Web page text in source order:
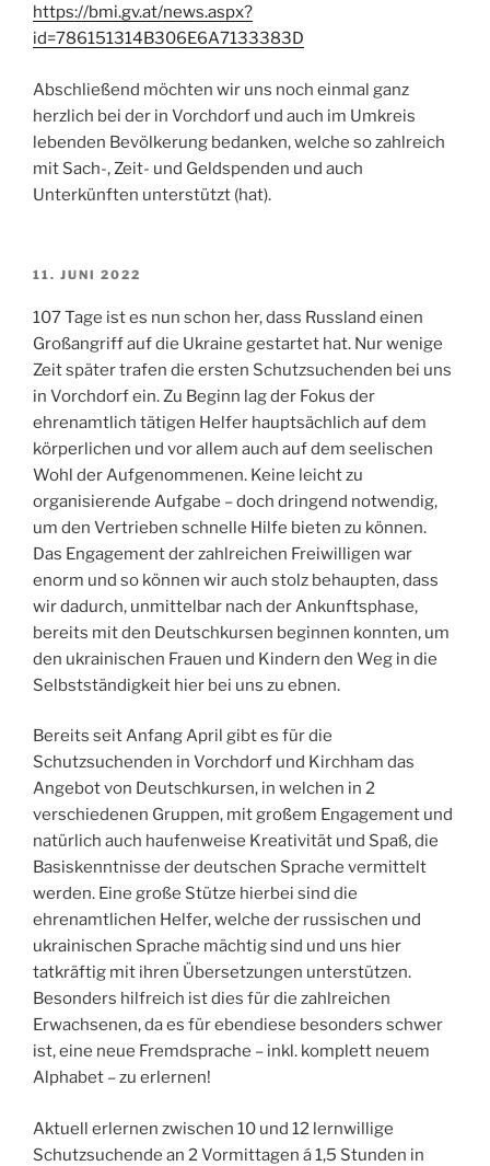
https://bmi.gv.at/news.aspx?
id=786151314B306E6A7133383D
Abschließend möchten wir uns noch einmal ganz
herzlich bei der in Vorchdorf und auch im Umkreis
lebenden Bevölkerung bedanken, welche so zahlreich
mit Sach-, Zeit- und Geldspenden und auch
Unterkünften unterstützt (hat).
VERÖFFENTLICHT
11. JUNI 2022
107 Tage ist es nun schon her, dass Russland einen
Großangriff auf die Ukraine gestartet hat. Nur wenige
Zeit später trafen die ersten Schutzsuchenden bei uns
in Vorchdorf ein. Zu Beginn lag der Fokus der
ehrenamtlich tätigen Helfer hauptsächlich auf dem
körperlichen und vor allem auch auf dem seelischen
Wohl der Aufgenommenen. Keine leicht zu
organisierende Aufgabe – doch dringend notwendig,
um den Vertrieben schnelle Hilfe bieten zu können.
Das Engagement der zahlreichen Freiwilligen war
enorm und so können wir auch stolz behaupten, dass
wir dadurch, unmittelbar nach der Ankunftsphase,
bereits mit den Deutschkursen beginnen konnten, um
den ukrainischen Frauen und Kindern den Weg in die
Selbstständigkeit hier bei uns zu ebnen.
Bereits seit Anfang April gibt es für die
Schutzsuchenden in Vorchdorf und Kirchham das
Angebot von Deutschkursen, in welchen in 2
verschiedenen Gruppen, mit großem Engagement und
natürlich auch haufenweise Kreativität und Spaß, die
Basiskenntnisse der deutschen Sprache vermittelt
werden. Eine große Stütze hierbei sind die
ehrenamtlichen Helfer, welche der russischen und
ukrainischen Sprache mächtig sind und uns hier
tatkräftig mit ihren Übersetzungen unterstützen.
Besonders hilfreich ist dies für die zahlreichen
Erwachsenen, da es für ebendiese besonders schwer
ist, eine neue Fremdsprache – inkl. komplett neuem
Alphabet – zu erlernen!
Aktuell erlernen zwischen 10 und 12 lernwillige
Schutzsuchende an 2 Vormittagen á 1,5 Stunden in